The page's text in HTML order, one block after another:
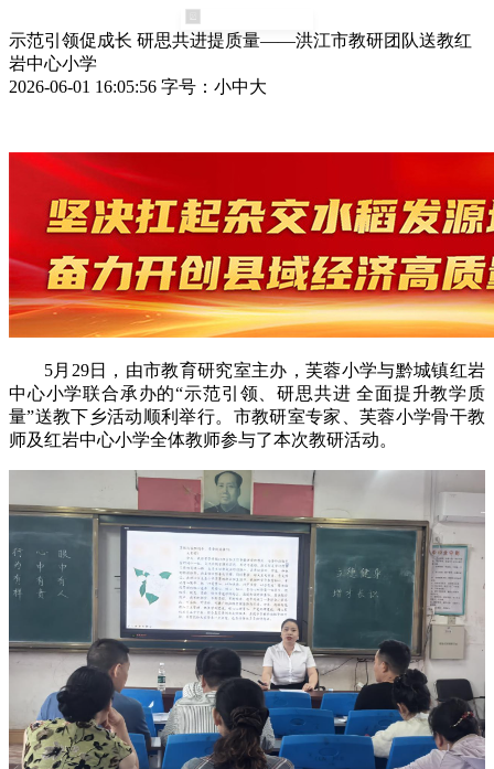
示范引领促成长 研思共进提质量——洪江市教研团队送教红
岩中心小学
2026-06-01 16:05:56 字号： 小中大
5月29日，由市教育研究室主办，芙蓉小学与黔城镇红岩
中心小学联合承办的“示范引领、研思共进 全面提升教学质
量”送教下乡活动顺利举行。市教研室专家、芙蓉小学骨干教
师及红岩中心小学全体教师参与了本次教研活动。